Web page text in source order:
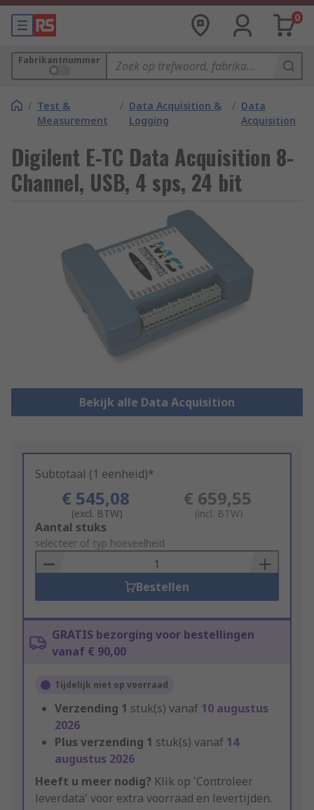
0
Fabrikantnummer
/ Test &
Measurement
/ Data Acquisition &
Logging
/ Data
Acquisition
Digilent E-TC Data Acquisition 8-
Channel, USB, 4 sps, 24 bit
Bekijk alle Data Acquisition
Subtotaal (1 eenheid)*
€ 545,08
(excl. BTW)
€ 659,55
(incl. BTW)
Add
to
Basket
Aantal stuks
selecteer of typ hoeveelheid
Bestellen
GRATIS bezorging voor bestellingen
vanaf € 90,00
Tijdelijk niet op voorraad
Verzending 1 stuk(s) vanaf 10 augustus
2026
Plus verzending 1 stuk(s) vanaf 14
augustus 2026
Heeft u meer nodig? Klik op 'Controleer
leverdata' voor extra voorraad en levertijden.